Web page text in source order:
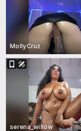
MollyCruz
serena_willow